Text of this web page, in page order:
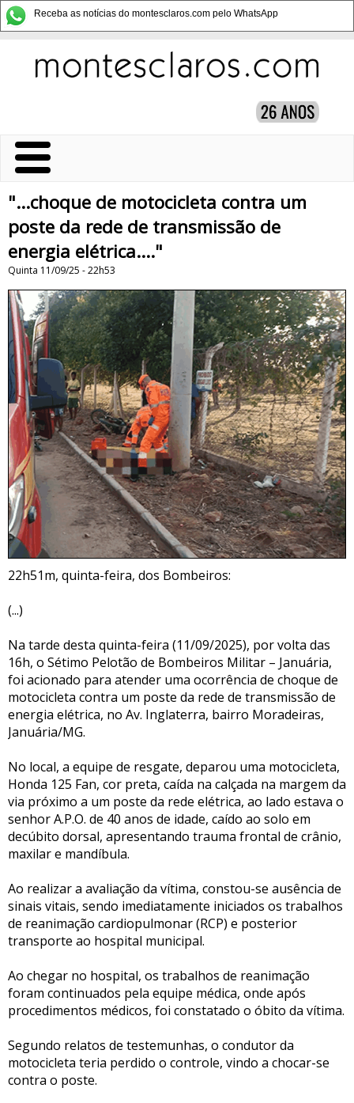
Receba as notícias do montesclaros.com pelo WhatsApp
"...choque de motocicleta contra um
poste da rede de transmissão de
energia elétrica...."
Quinta 11/09/25 - 22h53
22h51m, quinta-feira, dos Bombeiros:
(...)
Na tarde desta quinta-feira (11/09/2025), por volta das
16h, o Sétimo Pelotão de Bombeiros Militar – Januária,
foi acionado para atender uma ocorrência de choque de
motocicleta contra um poste da rede de transmissão de
energia elétrica, no Av. Inglaterra, bairro Moradeiras,
Januária/MG.
No local, a equipe de resgate, deparou uma motocicleta,
Honda 125 Fan, cor preta, caída na calçada na margem da
via próximo a um poste da rede elétrica, ao lado estava o
senhor A.P.O. de 40 anos de idade, caído ao solo em
decúbito dorsal, apresentando trauma frontal de crânio,
maxilar e mandíbula.
Ao realizar a avaliação da vítima, constou-se ausência de
sinais vitais, sendo imediatamente iniciados os trabalhos
de reanimação cardiopulmonar (RCP) e posterior
transporte ao hospital municipal.
Ao chegar no hospital, os trabalhos de reanimação
foram continuados pela equipe médica, onde após
procedimentos médicos, foi constatado o óbito da vítima.
Segundo relatos de testemunhas, o condutor da
motocicleta teria perdido o controle, vindo a chocar-se
contra o poste.